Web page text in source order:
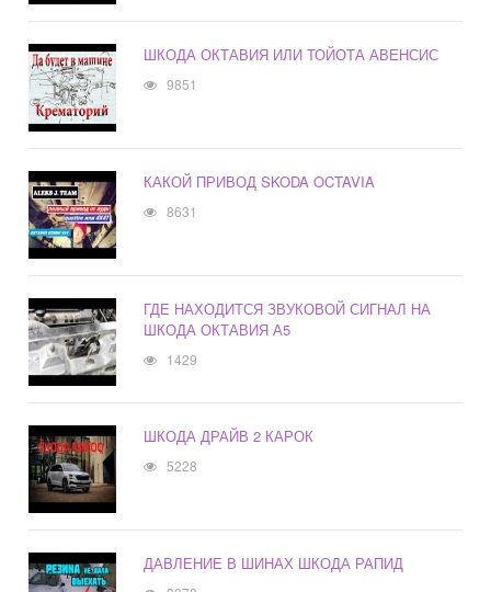
ШКОДА ОКТАВИЯ ИЛИ ТОЙОТА АВЕНСИС
9851
КАКОЙ ПРИВОД SKODA OCTAVIA
8631
ГДЕ НАХОДИТСЯ ЗВУКОВОЙ СИГНАЛ НА
ШКОДА ОКТАВИЯ А5
1429
ШКОДА ДРАЙВ 2 КАРОК
5228
ДАВЛЕНИЕ В ШИНАХ ШКОДА РАПИД